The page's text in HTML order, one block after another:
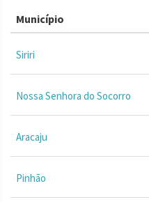
Município
Siriri
Nossa Senhora do Socorro
Aracaju
Pinhão